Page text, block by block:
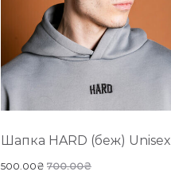
Шапка HARD (беж) Unisex
700.00₴
500.00₴